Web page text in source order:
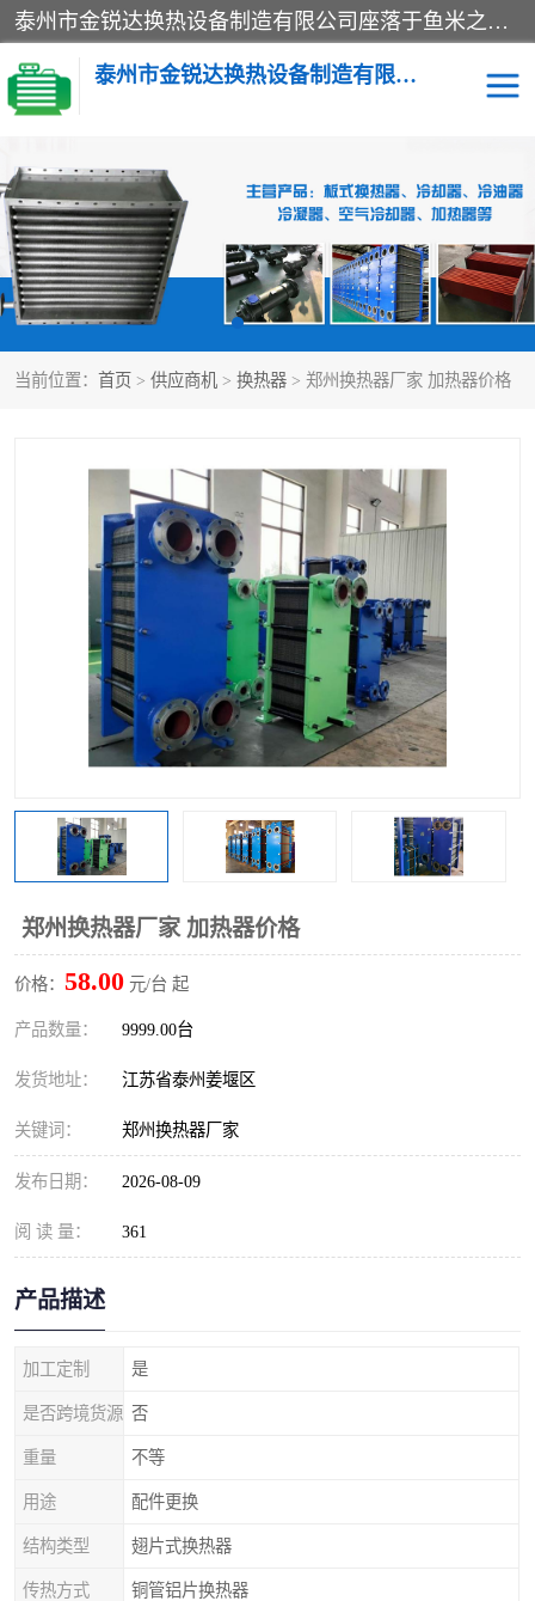
泰州市金锐达换热设备制造有限公司座落于鱼米之乡、祥泰之州一江苏泰州。是一家多年从事换热设备研究、设计、制造、销售、服务于一体的生产企业。
泰州市金锐达换热设备制造有限公司
当前位置： 首页 > 供应商机 > 换热器 > 郑州换热器厂家 加热器价格
郑州换热器厂家 加热器价格
价格： 58.00 元/台 起
产品数量： 9999.00台
发货地址： 江苏省泰州姜堰区
关键词： 郑州换热器厂家
发布日期： 2026-08-09
阅 读 量： 361
产品描述
加工定制 是
是否跨境货源 否
重量 不等
用途 配件更换
结构类型 翅片式换热器
传热方式 铜管铝片换热器
冷却器 换热器
散热器 预热器
热交换器